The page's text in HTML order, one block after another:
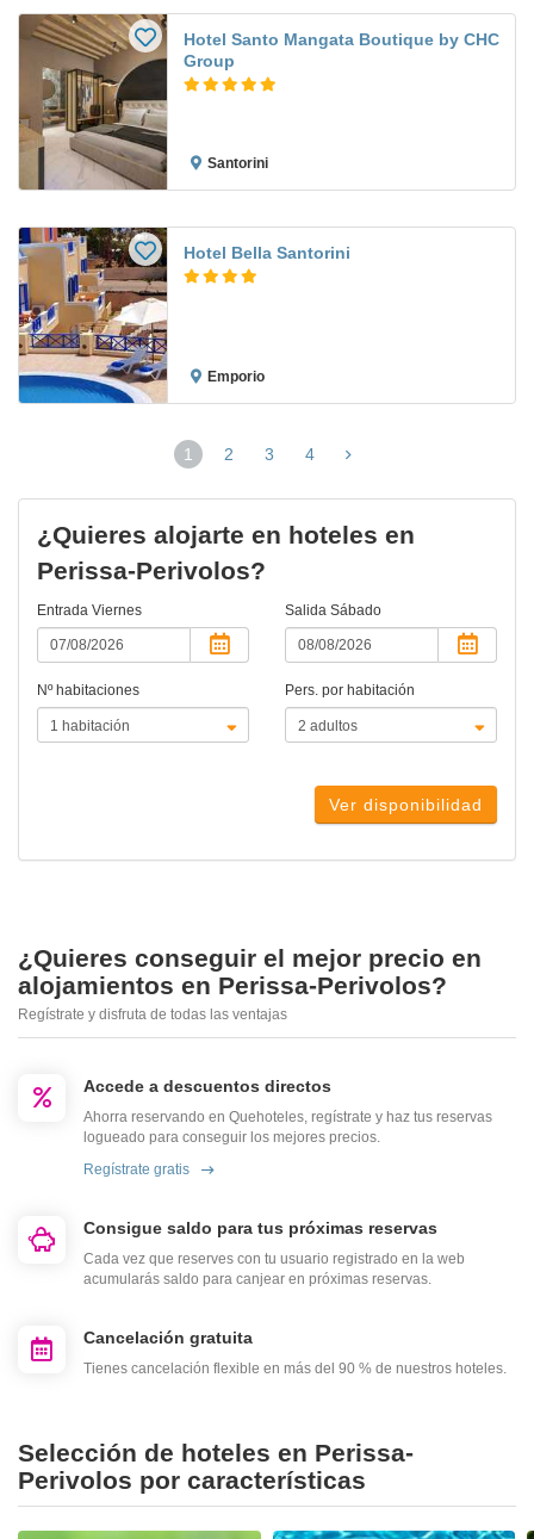
Hotel Santo Mangata Boutique by CHC
Group
Santorini
Hotel Bella Santorini
Emporio
1
(página
2 3 4
¿Quieres alojarte en hoteles en
Perissa-Perivolos?
Entrada Viernes Salida Sábado
Nº habitaciones Pers. por habitación
Ver disponibilidad
¿Quieres conseguir el mejor precio en
alojamientos en Perissa-Perivolos?
Regístrate y disfruta de todas las ventajas
Accede a descuentos directos
Ahorra reservando en Quehoteles, regístrate y haz tus reservas
logueado para conseguir los mejores precios.
Regístrate gratis
Consigue saldo para tus próximas reservas
Cada vez que reserves con tu usuario registrado en la web
acumularás saldo para canjear en próximas reservas.
Cancelación gratuita
Tienes cancelación flexible en más del 90 % de nuestros hoteles.
Selección de hoteles en Perissa-
Perivolos por características